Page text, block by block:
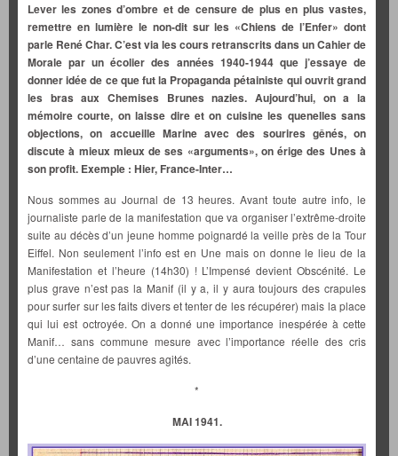
Lever les zones d’ombre et de censure de plus en plus vastes,
remettre en lumière le non-dit sur les «Chiens de l’Enfer» dont
parle René Char. C’est via les cours retranscrits dans un Cahier de
Morale par un écolier des années 1940-1944 que j’essaye de
donner idée de ce que fut la Propaganda pétainiste qui ouvrit grand
les bras aux Chemises Brunes nazies. Aujourd’hui, on a la
mémoire courte, on laisse dire et on cuisine les quenelles sans
objections, on accueille Marine avec des sourires gênés, on
discute à mieux mieux de ses «arguments», on érige des Unes à
son profit. Exemple : Hier, France-Inter…
Nous sommes au Journal de 13 heures. Avant toute autre info, le
journaliste parle de la manifestation que va organiser l’extrême-droite
suite au décès d’un jeune homme poignardé la veille près de la Tour
Eiffel. Non seulement l’info est en Une mais on donne le lieu de la
Manifestation et l’heure (14h30) ! L’Impensé devient Obscénité. Le
plus grave n’est pas la Manif (il y a, il y aura toujours des crapules
pour surfer sur les faits divers et tenter de les récupérer) mais la place
qui lui est octroyée. On a donné une importance inespérée à cette
Manif… sans commune mesure avec l’importance réelle des cris
d’une centaine de pauvres agités.
*
MAI 1941.